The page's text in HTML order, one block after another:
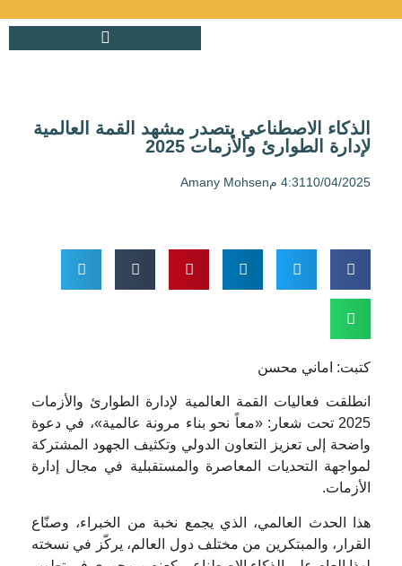
الذكاء الاصطناعي يتصدر مشهد القمة العالمية
لإدارة الطوارئ والأزمات 2025
10/04/2025 4:31 م Amany Mohsen
كتبت: اماني محسن
انطلقت فعاليات القمة العالمية لإدارة الطوارئ والأزمات
2025 تحت شعار: «معاً نحو بناء مرونة عالمية»، في دعوة
واضحة إلى تعزيز التعاون الدولي وتكثيف الجهود المشتركة
لمواجهة التحديات المعاصرة والمستقبلية في مجال إدارة
الأزمات.
هذا الحدث العالمي، الذي يجمع نخبة من الخبراء، وصنّاع
القرار، والمبتكرين من مختلف دول العالم، يركّز في نسخته